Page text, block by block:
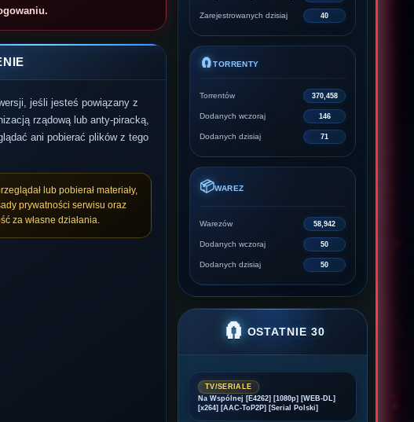
Zarejestrowanych dzisiaj 40
🧲TORRENTY
Torrentów 370,458
Dodanych wczoraj 146
Dodanych dzisiaj 71
📦WAREZ
Warezów 58,942
Dodanych wczoraj 50
Dodanych dzisiaj 50
🧲 OSTATNIE 30
TV/SERIALE
Na Wspólnej [E4262] [1080p] [WEB-DL]
[x264] [AAC-ToP2P] [Serial Polski]
jeśli jesteś powiązany z
rządową lub anty-piracką,
ani pobierać plików z tego
lub pobierał materiały,
prywatności serwisu oraz
za własne działania.